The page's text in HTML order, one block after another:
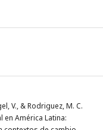
V., & Rodriguez, M. C.
en América Latina: